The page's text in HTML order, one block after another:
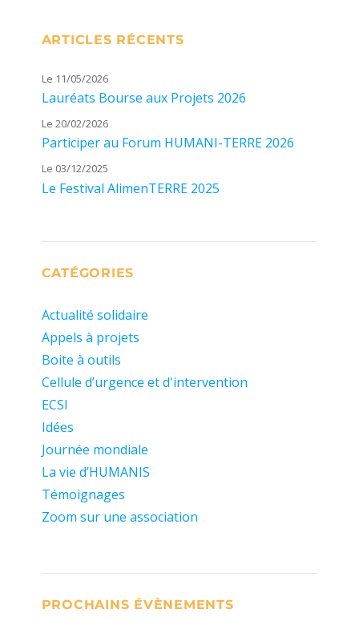
ARTICLES RÉCENTS
Le 11/05/2026
Lauréats Bourse aux Projets 2026
Le 20/02/2026
Participer au Forum HUMANI-TERRE 2026
Le 03/12/2025
Le Festival AlimenTERRE 2025
CATÉGORIES
Actualité solidaire
Appels à projets
Boite à outils
Cellule d’urgence et d'intervention
ECSI
Idées
Journée mondiale
La vie d’HUMANIS
Témoignages
Zoom sur une association
PROCHAINS ÉVÈNEMENTS